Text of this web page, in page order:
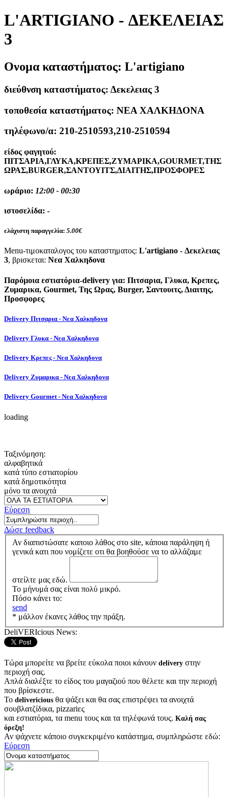
L'ARTIGIANO - ΔΕΚΕΛΕΙΑΣ
3
Ονομα καταστήματος: L'artigiano
διεύθνση καταστήματος: Δεκελειας 3
τοποθεσία καταστήματος: ΝΕΑ ΧΑΛΚΗΔΟΝΑ
τηλέφωνο/α: 210-2510593,210-2510594
είδος φαγητού:
ΠΙΤΣΑΡΙΑ,ΓΛΥΚΑ,ΚΡΕΠΕΣ,ΖΥΜΑΡΙΚΑ,GOURMET,ΤΗΣ
ΩΡΑΣ,BURGER,ΣΑΝΤΟΥΙΤΣ,ΔΙΑΙΤΗΣ,ΠΡΟΣΦΟΡΕΣ
ωράριο: 12:00 - 00:30
ιστοσελίδα: -
ελάχιστη παραγγελία: 5.00€
Menu-τιμοκαταλογος του καταστηματος: L'artigiano - Δεκελειας
3, βρισκεται: Νεα Χαλκηδονα
Παρόμοια εστιατόρια-delivery για: Πιτσαρια, Γλυκα, Κρεπες,
Ζυμαρικα, Gourmet, Της Ωρας, Burger, Σαντουιτς, Διαιτης,
Προσφορες
Delivery Πιτσαρια - Νεα Χαλκηδονα
Delivery Γλυκα - Νεα Χαλκηδονα
Delivery Κρεπες - Νεα Χαλκηδονα
Delivery Ζυμαρικα - Νεα Χαλκηδονα
Delivery Gourmet - Νεα Χαλκηδονα
loading
Ταξινόμηση:
αλφαβητικά
κατά τύπο εστιατορίου
κατά δημοτικότητα
μόνο τα ανοιχτά
Εύρεση
Δώσε feedback
Αν διαπιστώσατε καποιο λάθος στο site, κάποια παράληψη ή
γενικά κατι που νομίζετε οτι θα βοηθούσε να το αλλάζαμε
στείλτε μας εδώ.
Το μήνυμά σας είναι πολύ μικρό.
Πόσο κάνει το:
send
* μάλλον έκανες λάθος την πράξη.
DeliVERIcious News:
Τώρα μπορείτε να βρείτε εύκολα ποιοι κάνουν delivery στην
περιοχή σας.
Απλά διαλέξτε το είδος του μαγαζιού που θέλετε και την περιοχή
που βρίσκεστε.
Το delivericious θα ψάξει και θα σας επιστρέψει τα ανοιχτά
σουβλατζίδικα, pizzariες
και εστιατόρια, τα menu τους και τα τηλέφωνά τους. Καλή σας
όρεξη!
Αν ψάχνετε κάποιο συγκεκριμένο κατάστημα, συμπληρώστε εδώ:
Εύρεση